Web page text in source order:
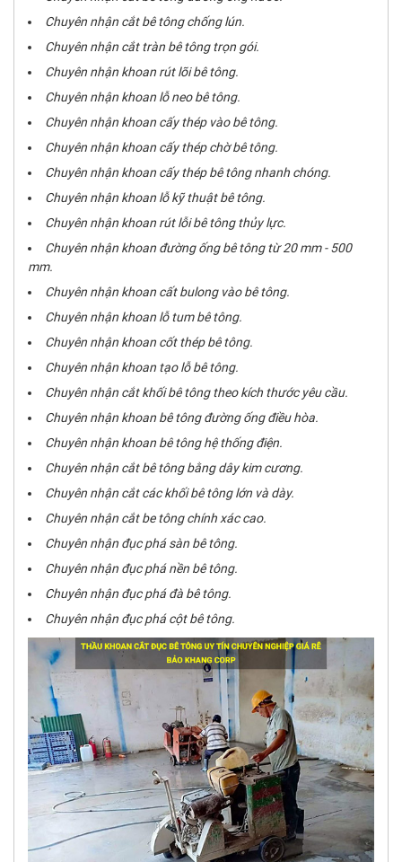
Chuyên nhận cắt bê tông chống lún.
Chuyên nhận cắt tràn bê tông trọn gói.
Chuyên nhận khoan rút lõi bê tông.
Chuyên nhận khoan lỗ neo bê tông.
Chuyên nhận khoan cấy thép vào bê tông.
Chuyên nhận khoan cấy thép chờ bê tông.
Chuyên nhận khoan cấy thép bê tông nhanh chóng.
Chuyên nhận khoan lỗ kỹ thuật bê tông.
Chuyên nhận khoan rút lỗi bê tông thủy lực.
Chuyên nhận khoan đường ống bê tông từ 20 mm - 500
mm.
Chuyên nhận khoan cất bulong vào bê tông.
Chuyên nhận khoan lỗ tum bê tông.
Chuyên nhận khoan cốt thép bê tông.
Chuyên nhận khoan tạo lỗ bê tông.
Chuyên nhận cắt khối bê tông theo kích thước yêu cầu.
Chuyên nhận khoan bê tông đường ống điều hòa.
Chuyên nhận khoan bê tông hệ thống điện.
Chuyên nhận cắt bê tông bằng dây kim cương.
Chuyên nhận cắt các khối bê tông lớn và dày.
Chuyên nhận cắt be tông chính xác cao.
Chuyên nhận đục phá sàn bê tông.
Chuyên nhận đục phá nền bê tông.
Chuyên nhận đục phá đà bê tông.
Chuyên nhận đục phá cột bê tông.